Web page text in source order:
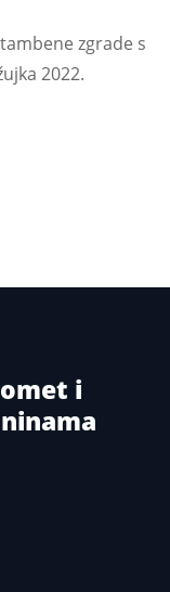
zgrade s
2022.
i